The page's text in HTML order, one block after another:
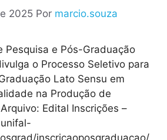
2025 Por marcio.souza
Pesquisa e Pós-Graduação
o Processo Seletivo para
Lato Sensu em
na Produção de
Edital Inscrições –